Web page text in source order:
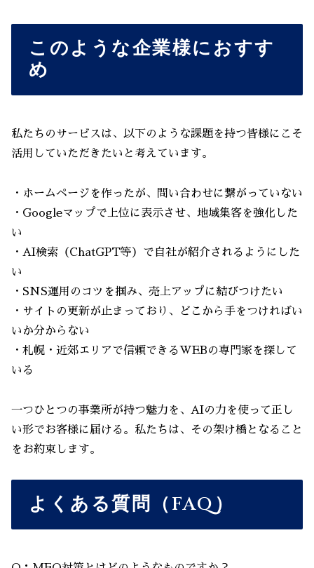
このような企業様におすす
め
私たちのサービスは、以下のような課題を持つ皆様にこそ
活用していただきたいと考えています。
・ホームページを作ったが、問い合わせに繋がっていない
・Googleマップで上位に表示させ、地域集客を強化した
い
・AI検索（ChatGPT等）で自社が紹介されるようにした
い
・SNS運用のコツを掴み、売上アップに結びつけたい
・サイトの更新が止まっており、どこから手をつければい
いか分からない
・札幌・近郊エリアで信頼できるWEBの専門家を探して
いる
一つひとつの事業所が持つ魅力を、AIの力を使って正し
い形でお客様に届ける。私たちは、その架け橋となること
をお約束します。
よくある質問（FAQ）